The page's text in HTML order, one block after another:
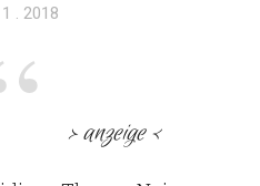
. 2018
> anzeige <